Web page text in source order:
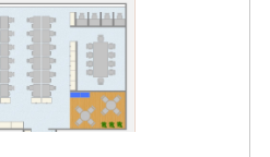
席予約システム （ユーザー100名追加オ
席予約システム（フロア追加オプショ
ア選択画面もフロア追加オプションで追